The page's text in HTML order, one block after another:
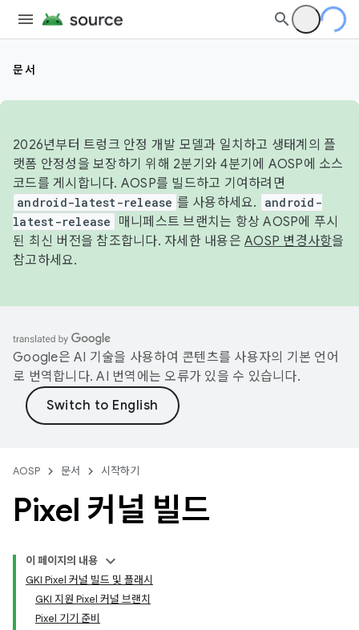
문서
2026년부터 트렁크 안정 개발 모델과 일치하고 생태계의 플
랫폼 안정성을 보장하기 위해 2분기와 4분기에 AOSP에 소스
코드를 게시합니다. AOSP를 빌드하고 기여하려면
android-latest-release 를 사용하세요.
android-
latest-release
매니페스트 브랜치는 항상 AOSP에 푸시
된 최신 버전을 참조합니다. 자세한 내용은 AOSP 변경사항을
참고하세요.
Google은 AI 기술을 사용하여 콘텐츠를 사용자의 기본 언어
로 번역합니다. AI 번역에는 오류가 있을 수 있습니다.
AOSP 문서 시작하기
Pixel 커널 빌드
이 페이지의 내용
GKI Pixel 커널 빌드 및 플래시
GKI 지원 Pixel 커널 브랜치
Pixel 기기 준비